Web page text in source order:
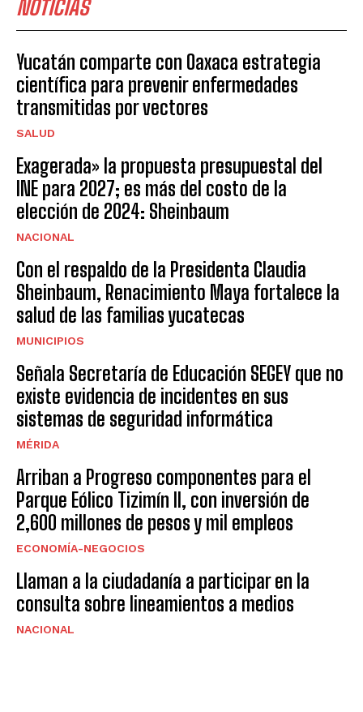
NOTICIAS
Yucatán comparte con Oaxaca estrategia
científica para prevenir enfermedades
transmitidas por vectores
SALUD
Exagerada» la propuesta presupuestal del
INE para 2027; es más del costo de la
elección de 2024: Sheinbaum
NACIONAL
Con el respaldo de la Presidenta Claudia
Sheinbaum, Renacimiento Maya fortalece la
salud de las familias yucatecas
MUNICIPIOS
Señala Secretaría de Educación SEGEY que no
existe evidencia de incidentes en sus
sistemas de seguridad informática
MÉRIDA
Arriban a Progreso componentes para el
Parque Eólico Tizimín II, con inversión de
2,600 millones de pesos y mil empleos
ECONOMÍA-NEGOCIOS
Llaman a la ciudadanía a participar en la
consulta sobre lineamientos a medios
NACIONAL